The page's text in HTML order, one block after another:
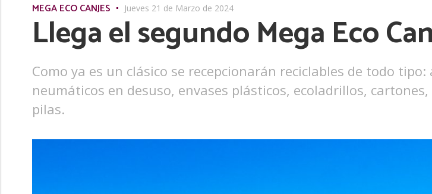
MEGA ECO CANJES Jueves 21 de Marzo de 2024
Llega el segundo Mega Eco
Como ya es un clásico se recepcionarán reciclables de todo
neumáticos en desuso, envases plásticos, ecoladrillos,
pilas.